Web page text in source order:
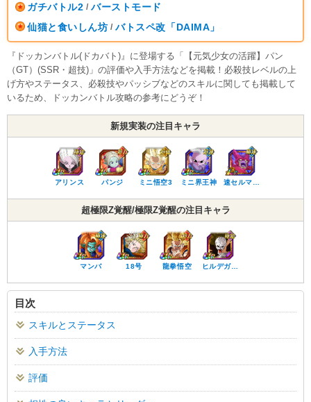
ガチバトル2 / バーストモード
仙猫と食いしん坊 / バトスペ改「DAIMA」
『ドッカンバトル(ドカバト)』に登場する「【元気少女の活躍】パン
（GT）(SSR・超技)」の評価や入手方法などを掲載！必殺技レベルの上
げ方やステータス、必殺技やパッシブなどのスキルに関しても掲載して
いるため、ドッカンバトル攻略の参考にどうぞ！
新規実装の注目キャラ
アリンス パンジ ミニ悟空3 ミニ界王神 速セルマ…
超極限Z覚醒/極限Z覚醒の注目キャラ
マンバ 18号 龍拳悟空 ヒルデガ…
目次
スキルとステータス
入手方法
評価